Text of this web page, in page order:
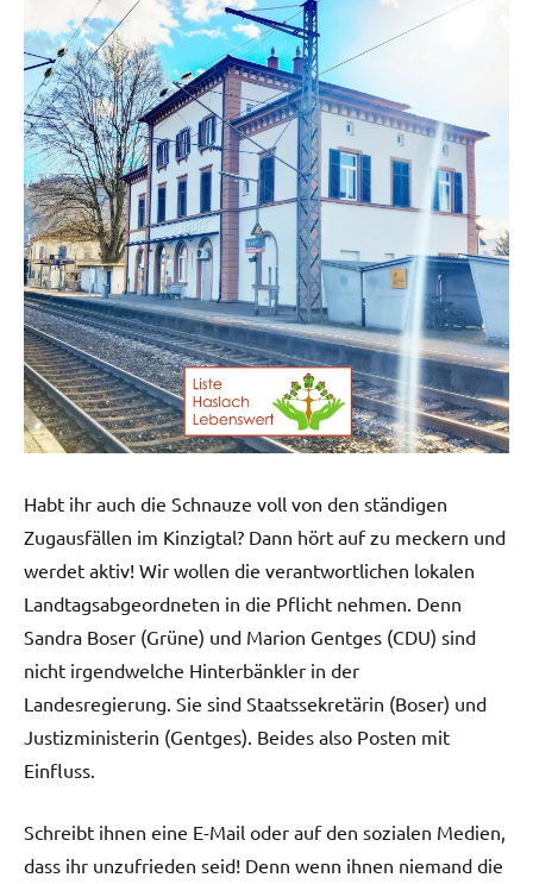
Habt ihr auch die Schnauze voll von den ständigen
Zugausfällen im Kinzigtal? Dann hört auf zu meckern und
werdet aktiv! Wir wollen die verantwortlichen lokalen
Landtagsabgeordneten in die Pflicht nehmen. Denn
Sandra Boser (Grüne) und Marion Gentges (CDU) sind
nicht irgendwelche Hinterbänkler in der
Landesregierung. Sie sind Staatssekretärin (Boser) und
Justizministerin (Gentges). Beides also Posten mit
Einfluss.
Schreibt ihnen eine E-Mail oder auf den sozialen Medien,
dass ihr unzufrieden seid! Denn wenn ihnen niemand die